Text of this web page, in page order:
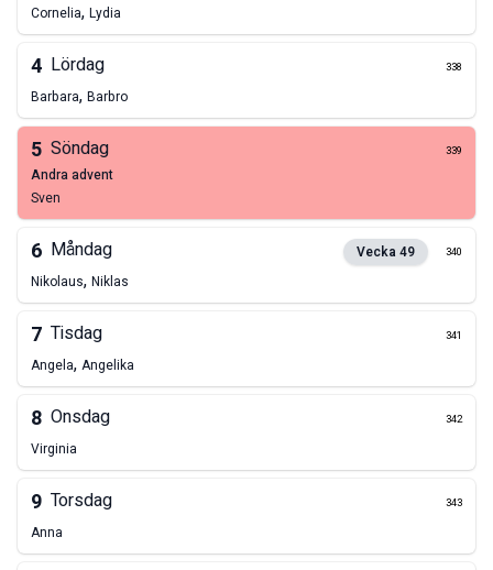
Cornelia, Lydia
4 Lördag 338
Barbara, Barbro
5 Söndag 339
andra advent
Sven
6 Måndag Vecka49 340
Nikolaus, Niklas
7 Tisdag 341
Angela, Angelika
8 Onsdag 342
Virginia
9 Torsdag 343
Anna